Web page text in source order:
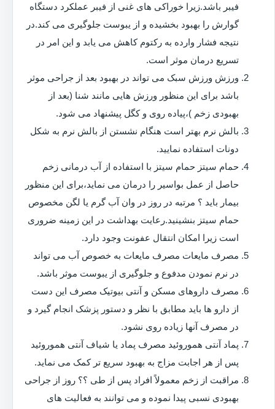
فیبر باشد.زیرا خوراکی های غنی از فیبر عملکرد دستگاه
گوارش را بهبود بخشیده و از یبوست جلوگیری می کند.در
نتیجه فشار وارده به رکتوم کاهش می یابد و این امر در
تسریع درمان موثر است.
ورزش ورزش سبک می تواند در بهبود بعد از جراحی موثر
باشد برای این منظور ورزش هایی مانند شنا (بعد از
بهبودی زخم )،پیاده روی و کگل پیشنهاد می شود.
بالش نرم بهتر است هنگام نشستن از بالش نرم به شکل
دونات استفاده نمایید.
حمام سیتز حمام سیتز با استفاده از آب درمانی زخم
حاصل از عمل بواسیر را درمان می نماید،برای این منظور
بیمار باید ؟ مرتبه در روز در وان آب گرم یا لگن مخصوص
حمام سیتز بنشینید.رعایت بهداشت در این زمینه ضروری
است زیرا امکان انتقال عفونت وجود دارد.
مصرف مایعات مصرف مایعات به خصوص آب می تواند
در نرم نمودن مدفوع و جلوگیری از یبوست موثر باشد.
مصرف داروهای مسکن و آنتی بیوتیک مصرف این دست
از دارو ها باید مطابق با نظر و دستور پزشک انجام گیرد و
در مصرف آنها زیاده روی نشود.
پماد آنتی هموروئید مصرف پماد یا شیاف آنتی هموروئید
پس از هر اجابت مزاج به بهبود سریع تر کمک می نماید.
مراقبت از زخم معمولاً افراد پس از طی ؟؟ روز از جراحی
بهبودی نسبی پیدا نموده و می توانند به فعالیت های